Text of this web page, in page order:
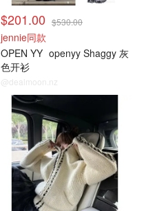
$201.00 $530.00
jennie同款
OPEN YY openyy Shaggy 灰
色开衫
@dealmoon.nz